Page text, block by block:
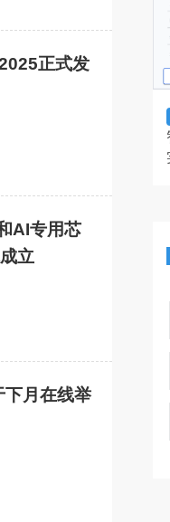
正式发
AI专用芯
立
下月在线举